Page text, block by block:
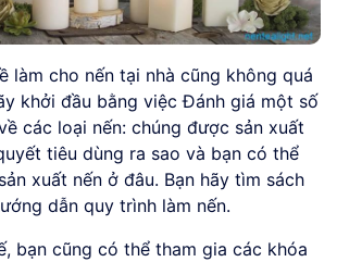
làm cho nến tại nhà cũng không quá
khởi đầu bằng việc Đánh giá một số
các loại nến: chúng được sản xuất
tiêu dùng ra sao và bạn có thể
xuất nến ở đâu. Bạn hãy tìm sách
dẫn quy trình làm nến.
bạn cũng có thể tham gia các khóa